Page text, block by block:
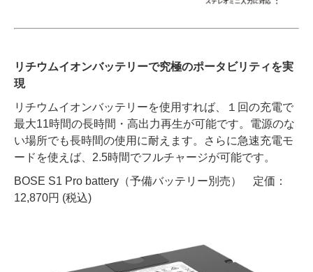
リチウムイオンバッテリーで究極のポータビリティを実
現
リチウムイオンバッテリーを使用すれば、１回の充電で
最大11時間の長時間・高出力再生が可能です。電源のな
い場所でも長時間の使用に耐えます。さらに急速充電モ
ードを使えば、2.5時間でフルチャージが可能です。
BOSE S1 Pro battery（予備バッテリー別売） 定価：
12,870円 (税込)